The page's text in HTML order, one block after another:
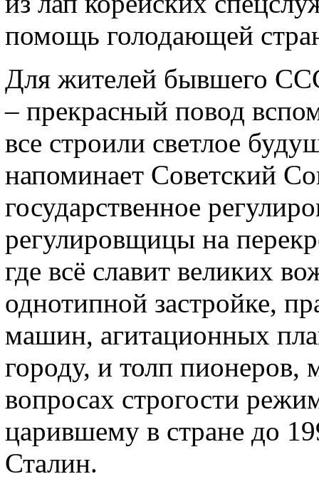
помощь голодающей
Для жителей бывшего
– прекрасный повод
все строили светлое
напоминает Советский
государственное
регулировщицы на
где всё славит великих
однотипной застройке,
машин, агитационных
городу, и толп
вопросах строгости
царившему в стране до
Сталин.